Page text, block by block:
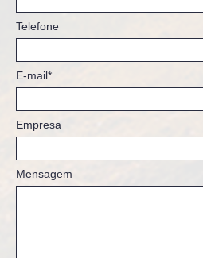
Telefone
E-mail*
Empresa
Mensagem